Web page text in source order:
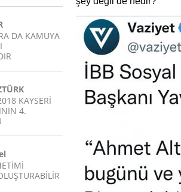
DA KAMUYA
KAYSERİ
4.